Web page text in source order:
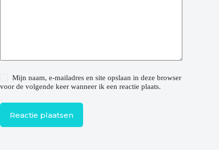
Mijn naam, e-mailadres en site opslaan in deze browser
voor de volgende keer wanneer ik een reactie plaats.
Reactie plaatsen